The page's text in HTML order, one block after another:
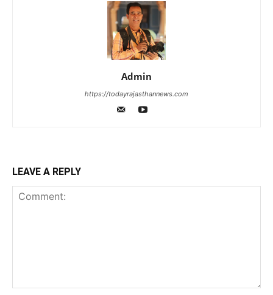
Admin
https://todayrajasthannews.com
LEAVE A REPLY